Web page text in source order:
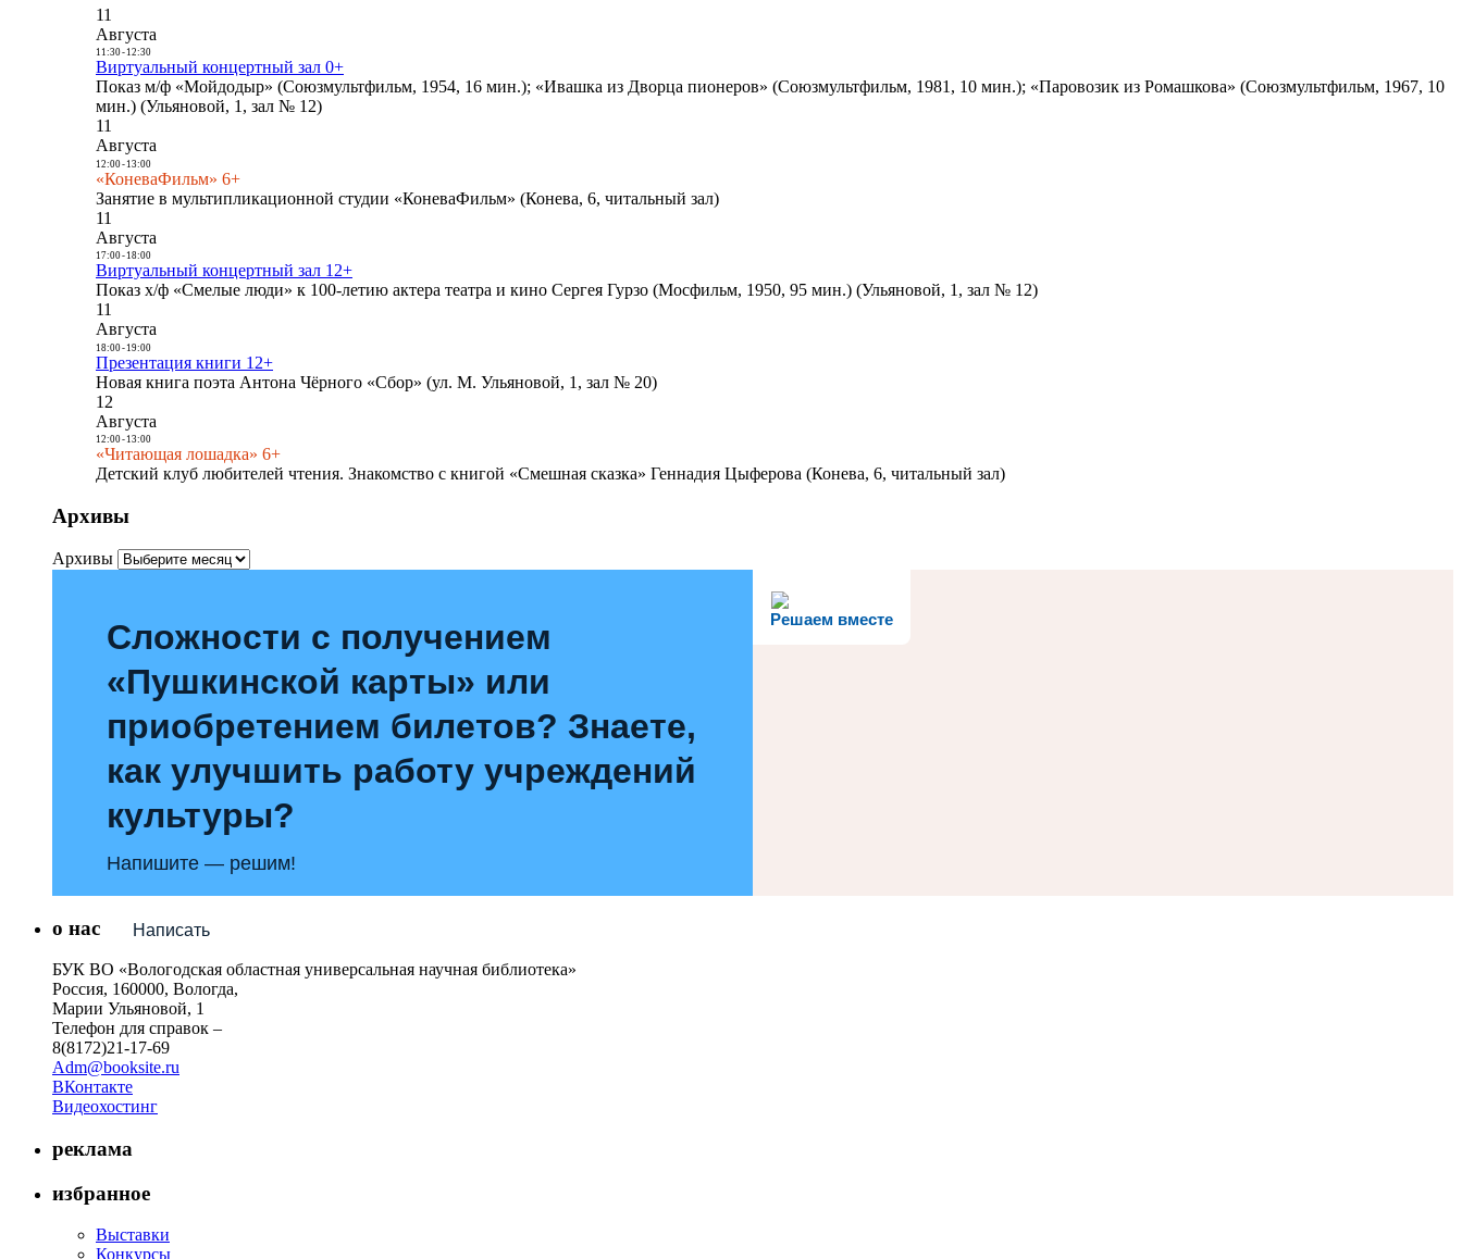
11
Августа
11:30- 12:30
Виртуальный концертный зал 0+
Показ м/ф «Мойдодыр» (Союзмультфильм, 1954, 16 мин.); «Ивашка из Дворца пионеров» (Союзмультфильм, 1981, 10 мин.); «Паровозик из Ромашкова» (Союзмультфильм, 1967, 10
мин.) (Ульяновой, 1, зал № 12)
11
Августа
12:00- 13:00
«КоневаФильм» 6+
Занятие в мультипликационной студии «КоневаФильм» (Конева, 6, читальный зал)
11
Августа
17:00- 18:00
Виртуальный концертный зал 12+
Показ х/ф «Смелые люди» к 100-летию актера театра и кино Сергея Гурзо (Мосфильм, 1950, 95 мин.) (Ульяновой, 1, зал № 12)
11
Августа
18:00- 19:00
Презентация книги 12+
Новая книга поэта Антона Чёрного «Сбор» (ул. М. Ульяновой, 1, зал № 20)
12
Августа
12:00- 13:00
«Читающая лошадка» 6+
Детский клуб любителей чтения. Знакомство с книгой «Смешная сказка» Геннадия Цыферова (Конева, 6, читальный зал)
Архивы
Архивы
Решаем вместе
Сложности с получением
«Пушкинской карты» или
приобретением билетов? Знаете,
как улучшить работу учреждений
культуры?
Напишите — решим!
Написать
о нас
БУК ВО «Вологодская областная универсальная научная библиотека»
Россия, 160000, Вологда,
Марии Ульяновой, 1
Телефон для справок –
8(8172)21-17-69
Adm@booksite.ru
ВКонтакте
Видеохостинг
реклама
избранное
Выставки
Конкурсы